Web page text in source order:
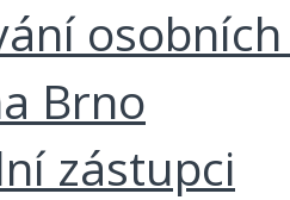
Brno
zástupci